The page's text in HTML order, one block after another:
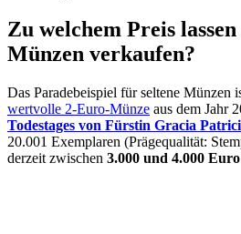
Zu welchem Preis
Münzen verkaufen?
Das Paradebeispiel für seltene Münzen
wertvolle 2-Euro-Münze aus dem Jahr
Todestages von Fürstin Gracia
20.001 Exemplaren (Prägequalität:
derzeit zwischen 3.000 und 4.000 Euro